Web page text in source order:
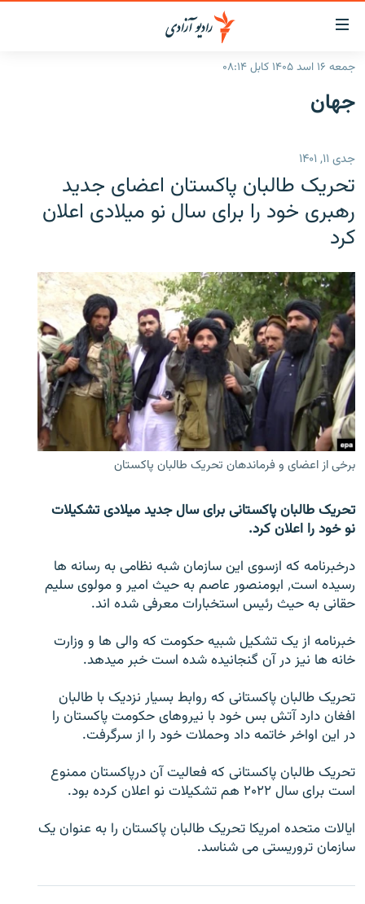
لینک‌های
قابل
دسترسی
به
بازگشت
منوی
اصلی
مراجعه
صفحه
جستجو
گزارش‌ها
منطقه
شرق میانه
جهان
افغانستان
جدول نشرات
مصاحبه‌ها
برنامه‌ها
ورزش
بحران مهاجرت
'کووید-۱۹'
تماس
صفحه پشتو
Azadi English
همۀ سایت‌های رادیو آزادی/ رادیو اروپای آزاد
جمعه ۱۶ اسد ۱۴۰۵ کابل ۰۸:۱۴
جهان
جدی ۱۱, ۱۴۰۱
تحریک طالبان پاکستان اعضای جدید
رهبری خود را برای سال نو میلادی اعلان
کرد
برخی از اعضای و فرماندهان تحریک طالبان پاکستان
تحریک طالبان پاکستانی برای سال جدید میلادی تشکیلات
نو خود را اعلان کرد.
درخبرنامه که ازسوی این سازمان شبه نظامی به رسانه ها
رسیده است٬ ابومنصور عاصم به حیث امیر و مولوی سلیم
حقانی به حیث رئیس استخبارات معرفی شده اند.
خبرنامه از یک تشکیل شبیه حکومت که والی ها و وزارت
خانه ها نیز در آن گنجانیده شده است خبر میدهد.
تحریک طالبان پاکستانی که روابط بسیار نزدیک با طالبان
افغان دارد آتش بس خود با نیروهای حکومت پاکستان را
در این اواخر خاتمه داد وحملات خود را از سرگرفت.
تحریک طالبان پاکستانی که فعالیت آن درپاکستان ممنوع
است برای سال ۲۰۲۲ هم تشکیلات نو اعلان کرده بود.
ایالات متحده امریکا تحریک طالبان پاکستان را به عنوان یک
سازمان تروریستی می شناسد.